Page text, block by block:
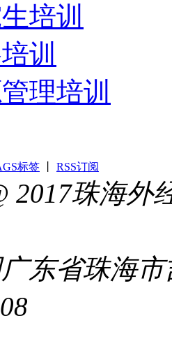
培训
训
理培训
标签 RSS订阅
2017珠海
东省珠海